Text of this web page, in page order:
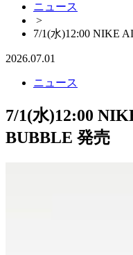
ニュース
>
7/1(水)12:00 NIKE
2026.07.01
ニュース
7/1(水)12:00
BUBBLE 発売